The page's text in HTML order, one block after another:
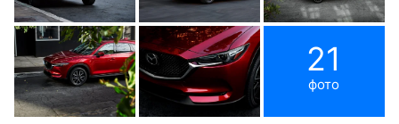
21
фото